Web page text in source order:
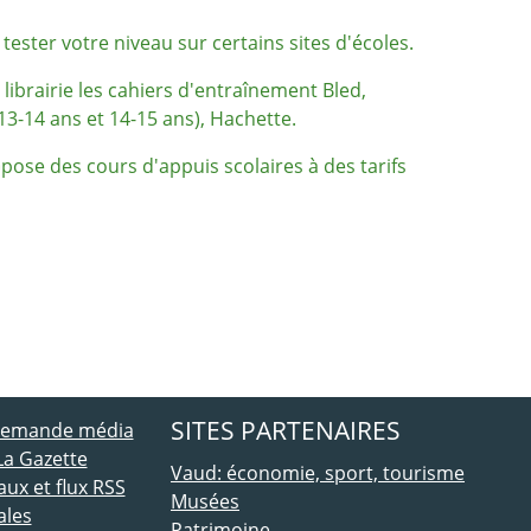
votre niveau sur certains sites d'écoles.
les cahiers d'entraînement Bled,
14 ans et 14-15 ans), Hachette.
des cours d'appuis scolaires à des tarifs
média
Gazette
et flux RSS
SITES PARTENAIRES
Vaud: économie, sport, tourisme
Musées